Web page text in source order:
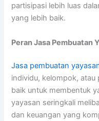
partisipasi lebih luas
yang lebih baik.
Peran Jasa Pembuatan
Jasa pembuatan
individu, kelompok, atau
baik untuk membentuk
yayasan seringkali
dan keuangan yang